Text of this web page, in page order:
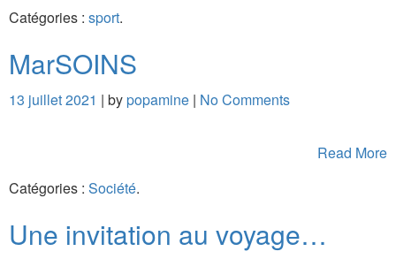
Catégories : sport.
MarSOINS
13 juillet 2021 | bypopamine | No Comments
Read More
Catégories : Société.
Une invitation au voyage…